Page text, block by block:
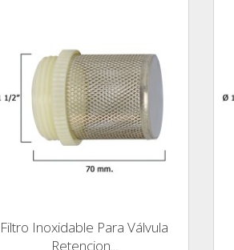
Filtro Inoxidable Para Válvula
Retencion...